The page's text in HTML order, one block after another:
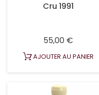
Cru 1991
55,00 €
AJOUTER AU PANIER